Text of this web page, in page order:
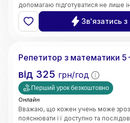
допомагаю підготуватися не лише
психологічно — без страху та
Щиро люблю свій предмет і люблю
завдання —
зробити все важке,
математиці легким, простим і
роками системою:
Приклади(наочний розбір) ➡️
повної впевненості учня).
Зв'язатись
Репетитор з математики
від 325 грн/год
Перший урок безкоштовно
Онлайн
Вважаю, що кожен учень може
пояснювати її доступно та